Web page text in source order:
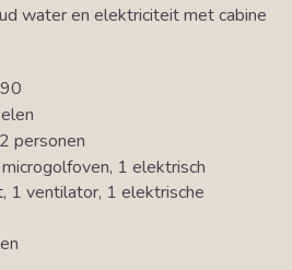
water en elektriciteit met cabine
personen
1 elektrisch
1 ventilator, 1 elektrische